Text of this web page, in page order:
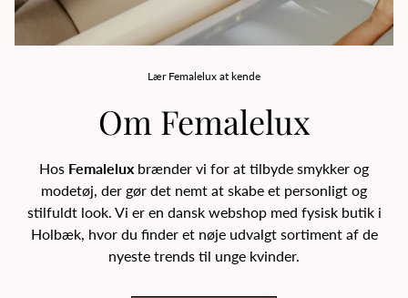
Lær Femalelux at kende
Om Femalelux
Hos Femalelux brænder vi for at tilbyde smykker og
modetøj, der gør det nemt at skabe et personligt og
stilfuldt look. Vi er en dansk webshop med fysisk butik i
Holbæk, hvor du finder et nøje udvalgt sortiment af de
nyeste trends til unge kvinder.